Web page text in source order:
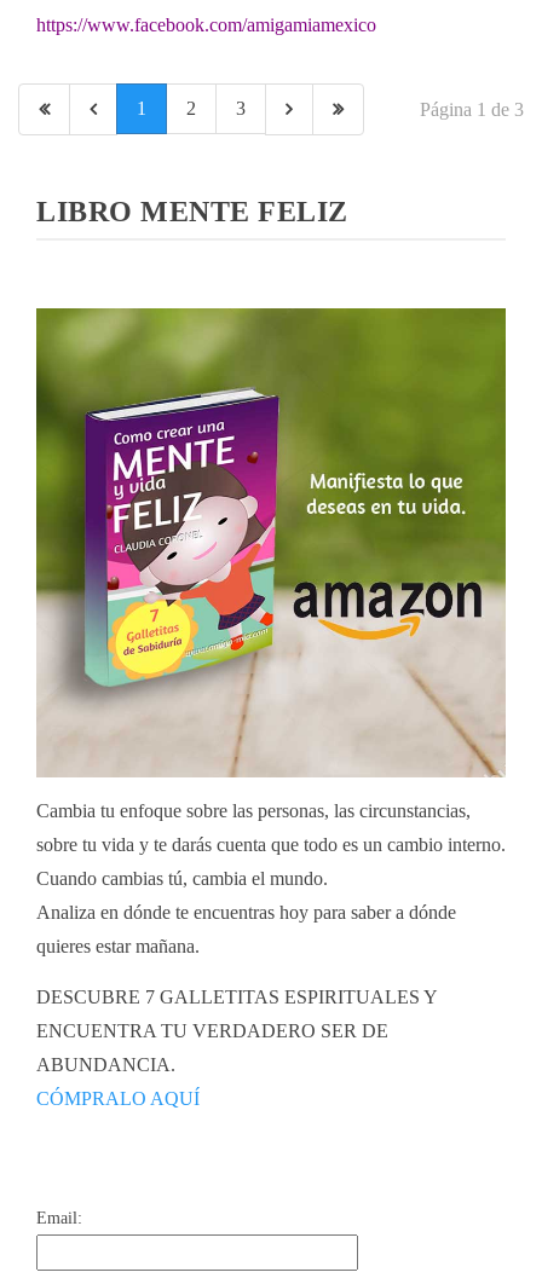
https://www.facebook.com/amigamiamexico
Página 1 de 3
1 2 3
LIBRO MENTE FELIZ
Cambia tu enfoque sobre las personas, las circunstancias,
sobre tu vida y te darás cuenta que todo es un cambio interno.
Cuando cambias tú, cambia el mundo.
Analiza en dónde te encuentras hoy para saber a dónde
quieres estar mañana.
DESCUBRE 7 GALLETITAS ESPIRITUALES Y
ENCUENTRA TU VERDADERO SER DE
ABUNDANCIA.
CÓMPRALO AQUÍ
Email: